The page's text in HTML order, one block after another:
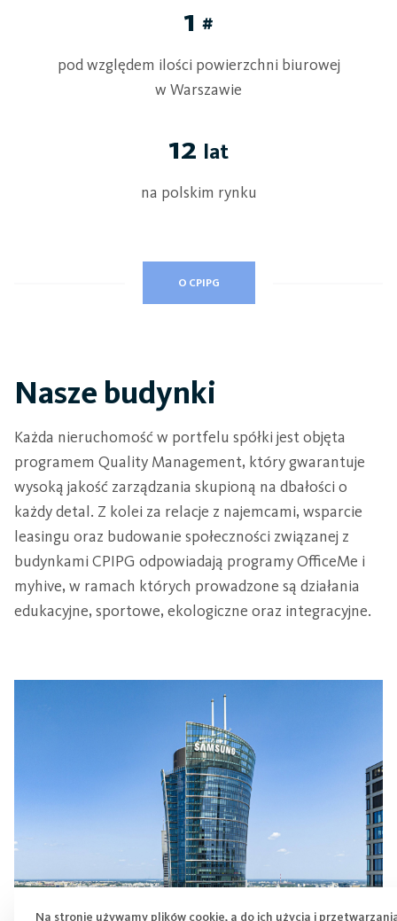
1 #
pod względem ilości powierzchni biurowej
w Warszawie
12 lat
na polskim rynku
O CPIPG
Nasze budynki
Każda nieruchomość w portfelu spółki jest objęta
programem Quality Management, który gwarantuje
wysoką jakość zarządzania skupioną na dbałości o
każdy detal. Z kolei za relacje z najemcami, wsparcie
leasingu oraz budowanie społeczności związanej z
budynkami CPIPG odpowiadają programy OfficeMe i
myhive, w ramach których prowadzone są działania
edukacyjne, sportowe, ekologiczne oraz integracyjne.
Na stronie używamy plików cookie, a do ich użycia i